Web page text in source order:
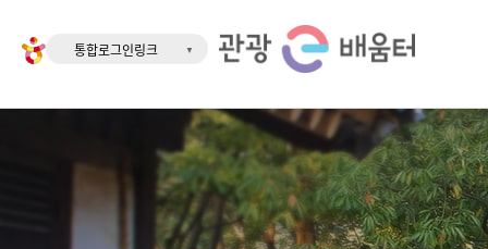
통합로그인링크